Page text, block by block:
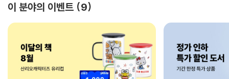
이 분야의 이벤트 9